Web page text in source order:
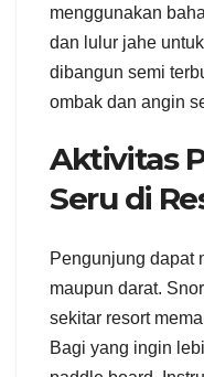
menggunakan
dan lulur jahe
dibangun semi
ombak dan angin
Aktivitas
Seru di
Pengunjung dapat
maupun darat.
sekitar resort
Bagi yang ingin